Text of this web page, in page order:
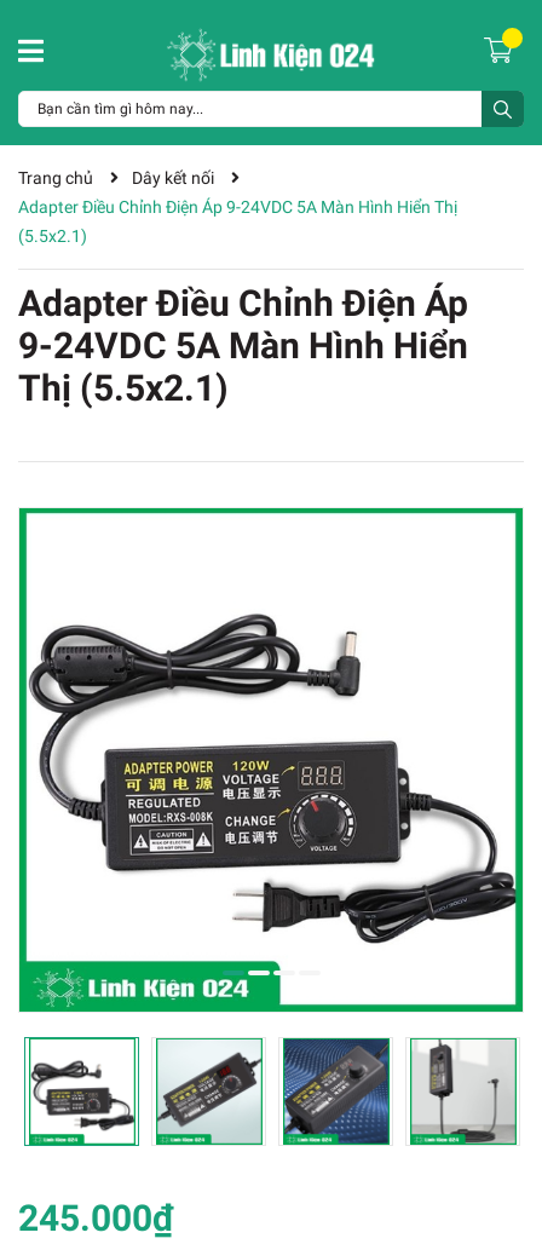
Trang chủ
Dây kết nối
Adapter Điều Chỉnh Điện Áp 9-24VDC 5A Màn Hình Hiển Thị
(5.5x2.1)
Adapter Điều Chỉnh Điện Áp
9-24VDC 5A Màn Hình Hiển
Thị (5.5x2.1)
245.000₫